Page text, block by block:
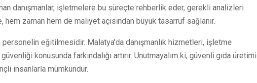
danışmanlar, işletmelere bu süreçte rehberlik eder, gerekli analizleri
zaman hem de maliyet açısından büyük tasarruf sağlanır.
eğitilmesidir. Malatya'da danışmanlık hizmetleri, işletme
konusunda farkındalığı artırır. Unutmayalım ki, güvenli gıda üretimi
insanlarla mümkündür.